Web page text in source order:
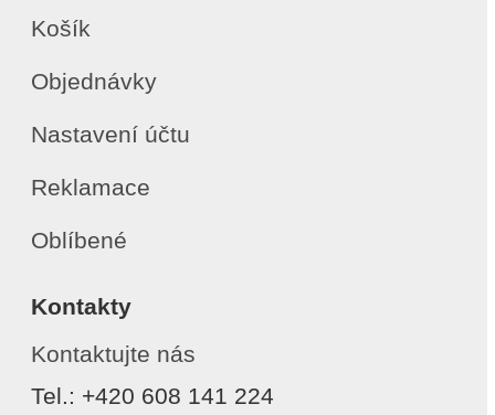
Košík
Objednávky
Nastavení účtu
Reklamace
Oblíbené
Kontakty
Kontaktujte nás
Tel.: +420 608 141 224